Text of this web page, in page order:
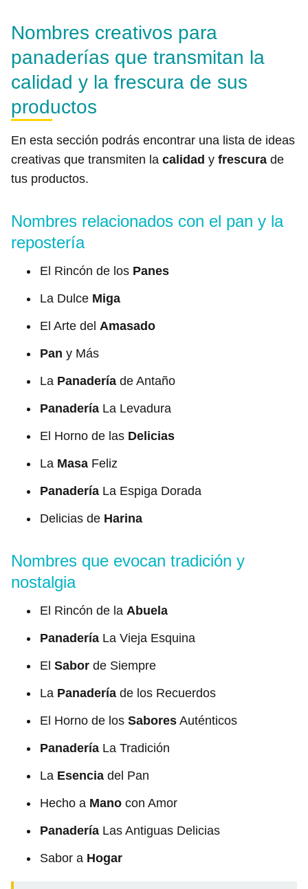
Nombres creativos para
panaderías que transmitan la
calidad y la frescura de sus
productos
En esta sección podrás encontrar una lista de ideas
creativas que transmiten la calidad y frescura de
tus productos.
Nombres relacionados con el pan y la
repostería
El Rincón de los Panes
La Dulce Miga
El Arte del Amasado
Pan y Más
La Panadería de Antaño
Panadería La Levadura
El Horno de las Delicias
La Masa Feliz
Panadería La Espiga Dorada
Delicias de Harina
Nombres que evocan tradición y
nostalgia
El Rincón de la Abuela
Panadería La Vieja Esquina
El Sabor de Siempre
La Panadería de los Recuerdos
El Horno de los Sabores Auténticos
Panadería La Tradición
La Esencia del Pan
Hecho a Mano con Amor
Panadería Las Antiguas Delicias
Sabor a Hogar